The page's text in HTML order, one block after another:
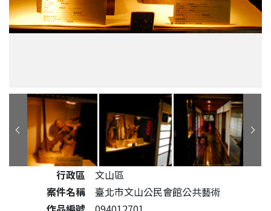
公共藝術作品詳細資料
行政區
文山區
案件名稱
臺北市文山公民會館公共藝術